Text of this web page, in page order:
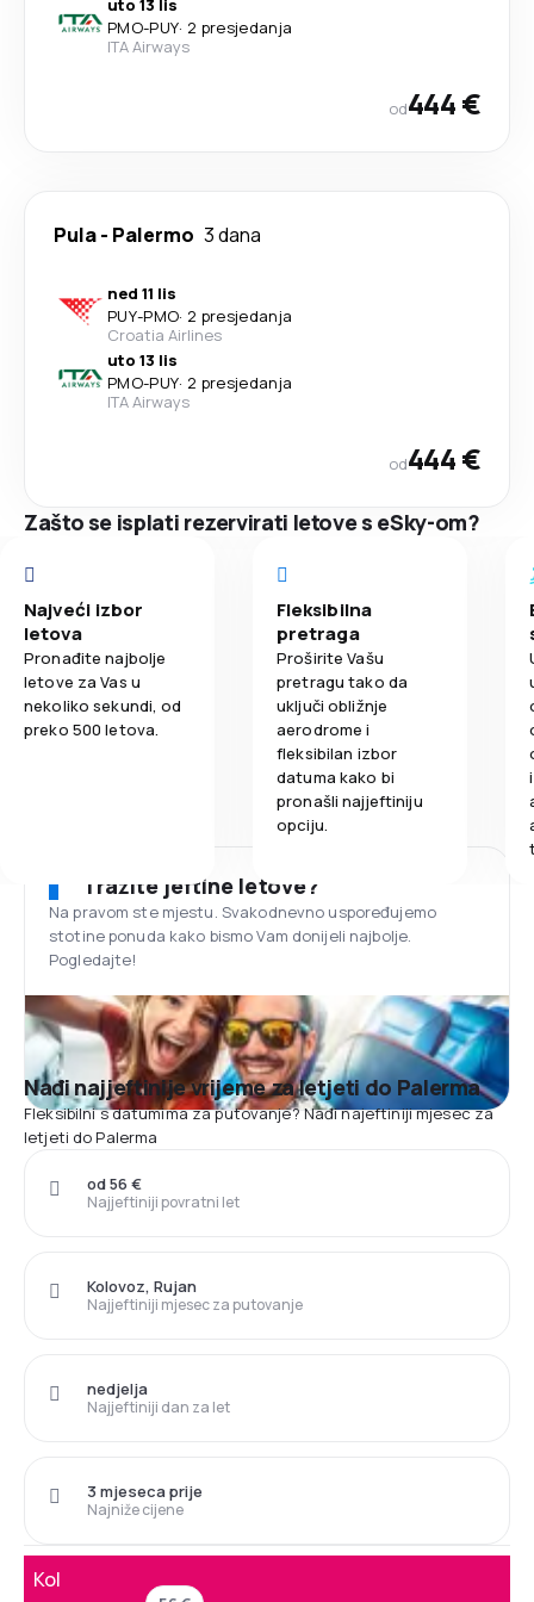
uto 13 lis
PMO-PUY· 2 presjedanja
ITA Airways
od444 €
Pula- Palermo 3 dana
ned 11 lis
PUY-PMO· 2 presjedanja
Croatia Airlines
uto 13 lis
PMO-PUY· 2 presjedanja
ITA Airways
od444 €
Zašto se isplati rezervirati letove s eSky-om?
Najveći izbor
letova
Pronađite najbolje
letove za Vas u
nekoliko sekundi, od
preko 500 letova.
Fleksibilna
pretraga
Proširite Vašu
pretragu tako da
uključi obližnje
aerodrome i
fleksibilan izbor
datuma kako bi
pronašli najjeftiniju
opciju.
Tražite jeftine letove?
Na pravom ste mjestu. Svakodnevno uspoređujemo
stotine ponuda kako bismo Vam donijeli najbolje.
Pogledajte!
Nađi najjeftinije vrijeme za letjeti do Palerma
Fleksibilni s datumima za putovanje? Nađi najeftiniji mjesec za
letjeti do Palerma
Najjeftiniji povratni let
od 56 €
Najjeftiniji mjesec za putovanje
Kolovoz, Rujan
Najjeftiniji dan za let
nedjelja
Najniže cijene
3 mjeseca prije
Kol